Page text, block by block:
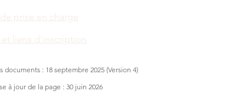
prise en charge
liens d'inscription
documents : 18 septembre 2025 (Version 4)
à jour de la page : 30 juin 2026